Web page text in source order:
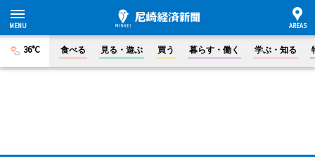
36°C 食べる 見る・遊ぶ 買う 暮らす・働く 学ぶ・知る